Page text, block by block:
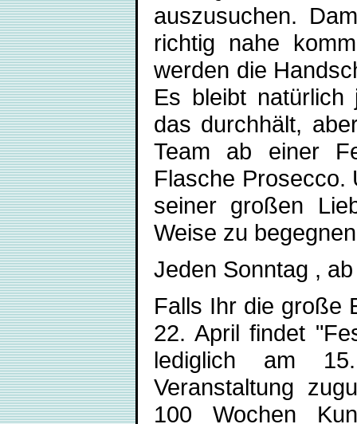
auszusuchen.
richtig nahe
werden die
Es bleibt
das durchhält,
Team ab einer
Flasche Prosecco.
seiner großen
Weise zu
Jeden Sonntag ,
Falls Ihr die große
22. April findet
lediglich am
Veranstaltung
100 Wochen